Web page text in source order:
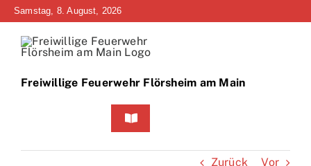
Zum
springen
Samstag, 8. August, 2026
Freiwillige Feuerwehr Flörsheim am Main
Toggle
Home
Zurück Vor